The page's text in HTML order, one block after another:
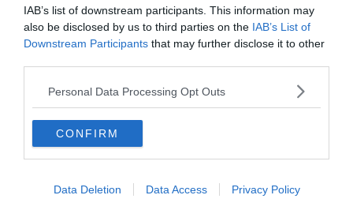
IAB’s list of downstream participants. This information may
also be disclosed by us to third parties on the IAB’s List of
Downstream Participants that may further disclose it to other
Personal Data Processing Opt Outs
CONFIRM
Data Deletion Data Access Privacy Policy
7. Loft l’Estanco
Voir ce logement